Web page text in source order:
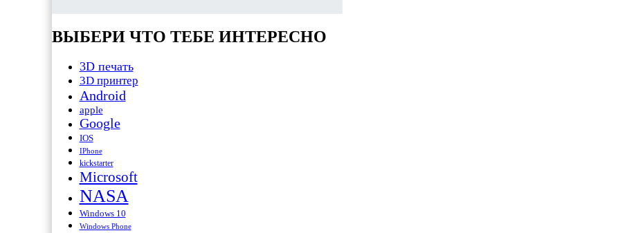
ВЫБЕРИ ЧТО ТЕБЕ ИНТЕРЕСНО
3D печать
3D принтер
Android
apple
Google
IOS
IPhone
kickstarter
Microsoft
NASA
Windows 10
Windows Phone